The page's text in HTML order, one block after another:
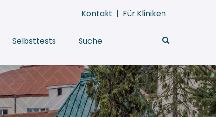
Kontakt | Für Kliniken
Selbsttests